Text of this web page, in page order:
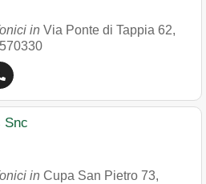
in Via Ponte di Tappia 62,
Snc
in Cupa San Pietro 73,